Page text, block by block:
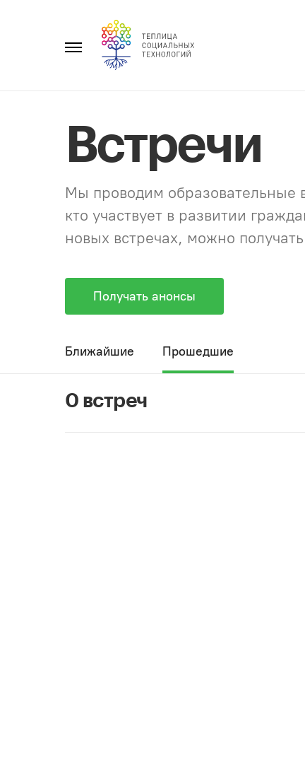
Главное
Встречи
Мы проводим образовательные
кто участвует в развитии
новых встречах, можно
Получать анонсы
Ближайшие Прошедшие
0 встреч